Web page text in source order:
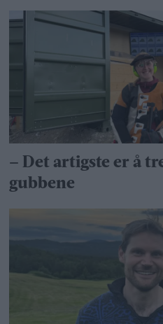
– Det artigste er å
gubbene